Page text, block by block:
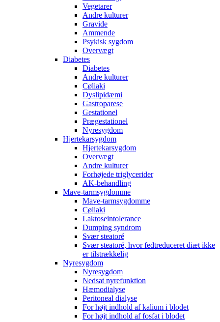
Vegetarer
Andre kulturer
Gravide
Ammende
Psykisk sygdom
Overvægt
Diabetes
Diabetes
Andre kulturer
Cøliaki
Dyslipidæmi
Gastroparese
Gestationel
Prægestationel
Nyresygdom
Hjertekarsygdom
Hjertekarsygdom
Overvægt
Andre kulturer
Forhøjede triglycerider
AK-behandling
Mave-tarmsygdomme
Mave-tarmsygdomme
Cøliaki
Laktoseintolerance
Dumping syndrom
Svær steatoré
Svær steatoré, hvor fedtreduceret diæt ikke
er tilstrækkelig
Nyresygdom
Nyresygdom
Nedsat nyrefunktion
Hæmodialyse
Peritoneal dialyse
For højt indhold af kalium i blodet
For højt indhold af fosfat i blodet